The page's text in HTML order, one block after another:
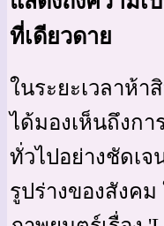
ที่เดียวดาย
ในระยะเวลาห้า
ได้มองเห็นถึงกา
ทั่วไปอย่างชัดเ
รูปร่างของสังคม